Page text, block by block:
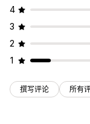
4
3
2
1
撰写评论 所有